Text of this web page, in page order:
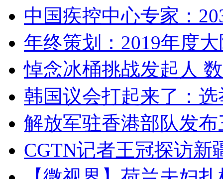
中国疾控中心专家：
年终策划：2019年度
悼念冰桶挑战发起人
韩国议会打起来了：
解放军驻香港部队发
CGTN记者王冠探访新